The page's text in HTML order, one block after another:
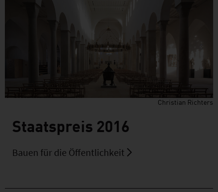
Christian Richters
Staatspreis 2016
Bauen für die Öffentlichkeit